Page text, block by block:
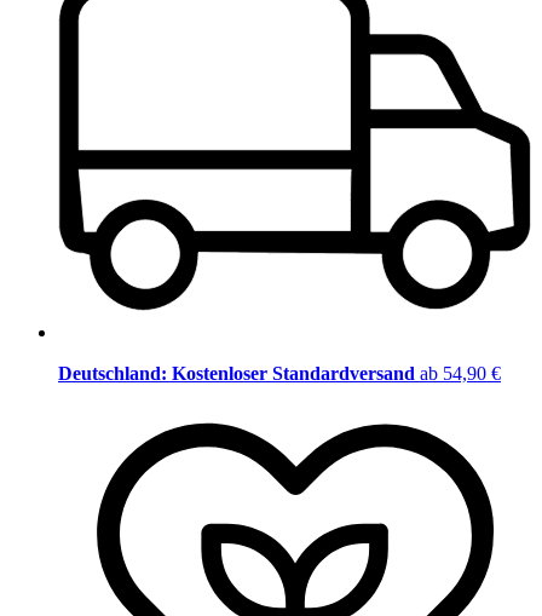
Deutschland: Kostenloser Standardversand ab 54,90 €